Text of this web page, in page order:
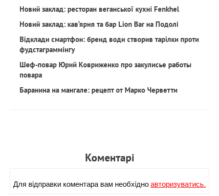
Новий заклад: ресторан веганської кухні Fenkhel
Новий заклад: кав‘ярня та бар Lion Bar на Подолі
Відклади смартфон: бренд води створив тарілки проти
фудстаграммінгу
Шеф-повар Юрий Ковриженко про закулисье работы
повара
Баранина на мангале: рецепт от Марко Черветти
Коментарi
Для вiдправки коментара вам необхiдноавторизуватись.